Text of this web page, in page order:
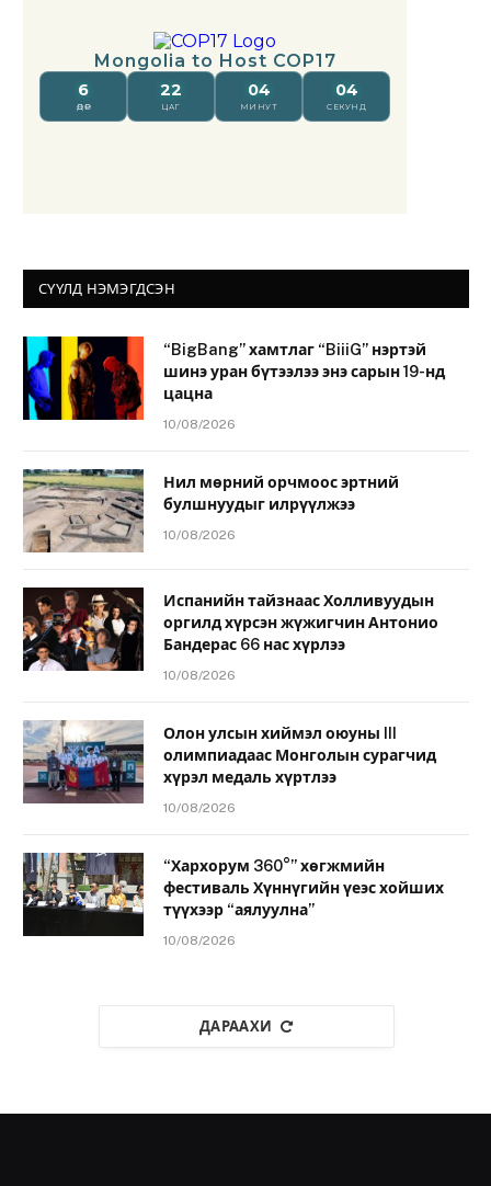
СҮҮЛД НЭМЭГДСЭН
“BigBang” хамтлаг “BiiiG” нэртэй
шинэ уран бүтээлээ энэ сарын 19-нд
цацна
10/08/2026
Нил мөрний орчмоос эртний
булшнуудыг илрүүлжээ
10/08/2026
Испанийн тайзнаас Холливуудын
оргилд хүрсэн жүжигчин Антонио
Бандерас 66 нас хүрлээ
10/08/2026
Олон улсын хиймэл оюуны III
олимпиадаас Монголын сурагчид
хүрэл медаль хүртлээ
10/08/2026
“Хархорум 360°” хөгжмийн
фестиваль Хүннүгийн үеэс хойших
түүхээр “аялуулна”
10/08/2026
ДАРААХИ